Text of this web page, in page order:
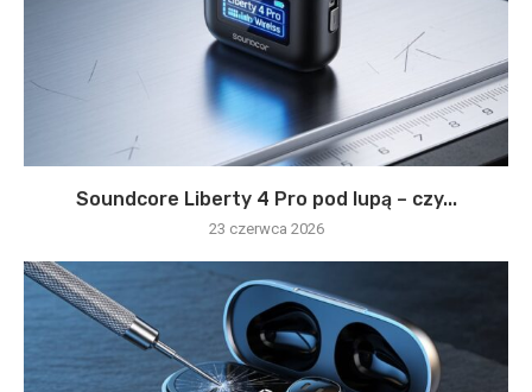
Soundcore Liberty 4 Pro pod lupą – czy...
23 czerwca 2026